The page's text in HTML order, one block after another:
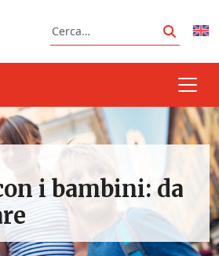
Cerca
Cerca
i bambini: da